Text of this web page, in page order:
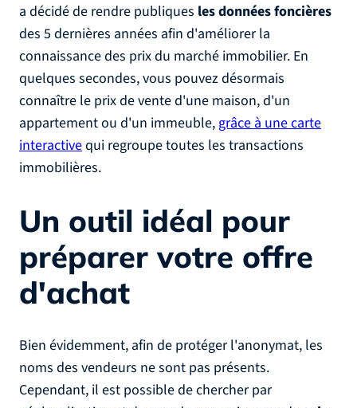
a décidé de rendre publiques les données foncières
des 5 dernières années afin d'améliorer la
connaissance des prix du marché immobilier. En
quelques secondes, vous pouvez désormais
connaître le prix de vente d'une maison, d'un
appartement ou d'un immeuble,grâce à une carte
interactivequi regroupe toutes les transactions
immobilières.
Un outil idéal pour
préparer votre offre
d'achat
Bien évidemment, afin de protéger l'anonymat, les
noms des vendeurs ne sont pas présents.
Cependant, il est possible de chercher par